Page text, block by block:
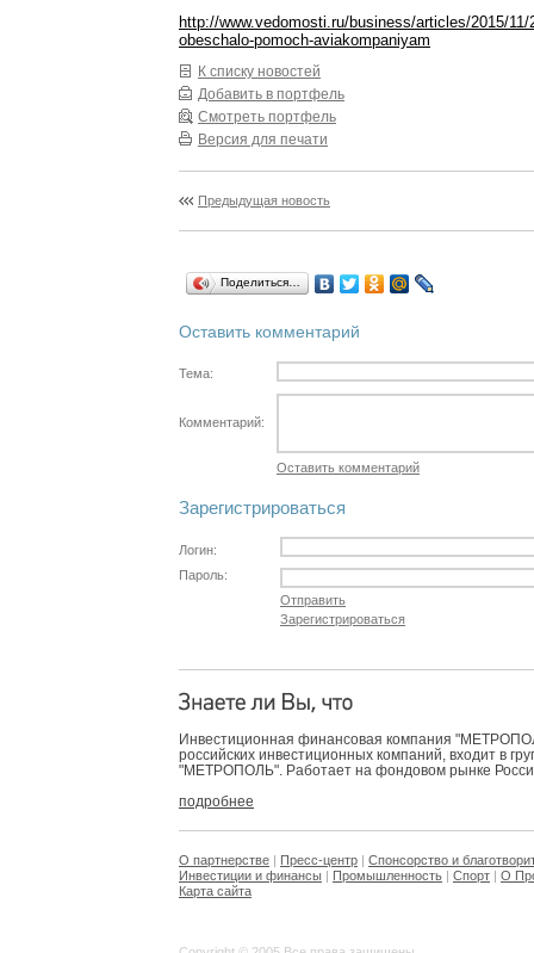
http://www.vedomosti.ru/business/articles/2015/
obeschalo-pomoch-aviakompaniyam
К списку новостей
Добавить в портфель
Смотреть портфель
Версия для печати
Предыдущая новость
Поделиться…
Оставить комментарий
Тема:
Комментарий:
Оставить комментарий
Зарегистрироваться
Логин:
Пароль:
Отправить
Зарегистрироваться
Инвестиционная финансовая компания
российских инвестиционных компаний, входит в
"МЕТРОПОЛЬ". Работает на фондовом рынке
подробнее
О партнерстве | Пресс-центр | Спонсорство и
Инвестиции и финансы | Промышленность | Спорт | О
Карта сайта